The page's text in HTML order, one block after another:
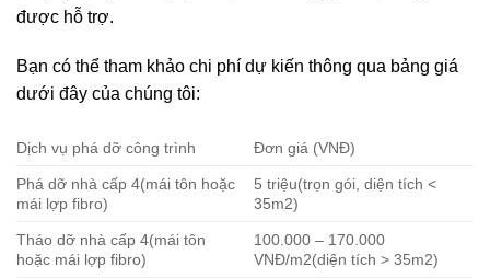
được hỗ trợ.
Bạn có thể tham khảo chi phí dự kiến thông qua bảng giá
dưới đây của chúng tôi:
Dịch vụ phá dỡ công trình Đơn giá (VNĐ)
Phá dỡ nhà cấp 4(mái tôn hoặc
mái lợp fibro)
5 triệu(trọn gói, diện tích <
35m2)
Tháo dỡ nhà cấp 4(mái tôn
hoặc mái lợp fibro)
100.000 – 170.000
VNĐ/m2(diện tích > 35m2)